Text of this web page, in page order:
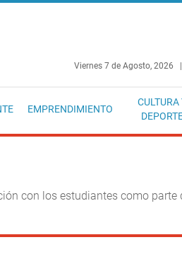
Viernes 7 de Agosto, 2026
EMPRENDIMIENTO
CULTURA
con los estudiantes como parte